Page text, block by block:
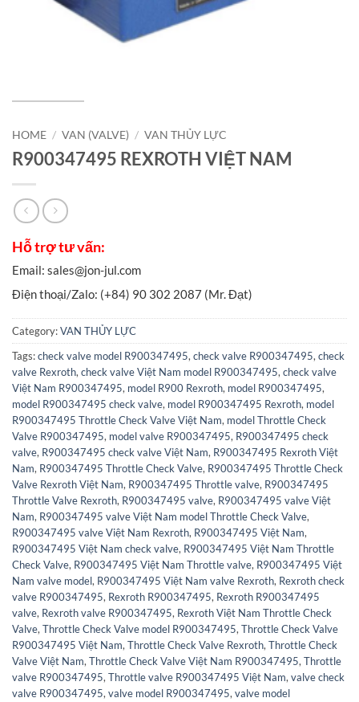
HOME / VAN (VALVE) / VAN THỦY LỰC
R900347495 REXROTH VIỆT NAM
Category:VAN THỦY LỰC
Tags:check valve model R900347495,check valve R900347495,check
valve Rexroth,check valve Việt Nam model R900347495,check valve
Việt Nam R900347495, model R900 Rexroth, model R900347495,
model R900347495 check valve, model R900347495 Rexroth, model
R900347495 Throttle Check Valve Việt Nam, model Throttle Check
Valve R900347495, model valve R900347495, R900347495 check
valve, R900347495 check valve Việt Nam, R900347495 Rexroth Việt
Nam, R900347495 Throttle Check Valve, R900347495 Throttle Check
Valve Rexroth Việt Nam, R900347495 Throttle valve, R900347495
Throttle Valve Rexroth, R900347495 valve, R900347495 valve Việt
Nam, R900347495 valve Việt Nam model Throttle Check Valve,
R900347495 valve Việt Nam Rexroth, R900347495 Việt Nam,
R900347495 Việt Nam check valve, R900347495 Việt Nam Throttle
Check Valve, R900347495 Việt Nam Throttle valve, R900347495 Việt
Nam valve model, R900347495 Việt Nam valve Rexroth, Rexroth check
valve R900347495, Rexroth R900347495, Rexroth R900347495
valve, Rexroth valve R900347495, Rexroth Việt Nam Throttle Check
Valve,Throttle Check Valve model R900347495,Throttle Check Valve
R900347495 Việt Nam,Throttle Check Valve Rexroth,Throttle Check
Valve Việt Nam,Throttle Check Valve Việt Nam R900347495,Throttle
valve R900347495,Throttle valve R900347495 Việt Nam,valve check
valve R900347495,valve model R900347495,valve model